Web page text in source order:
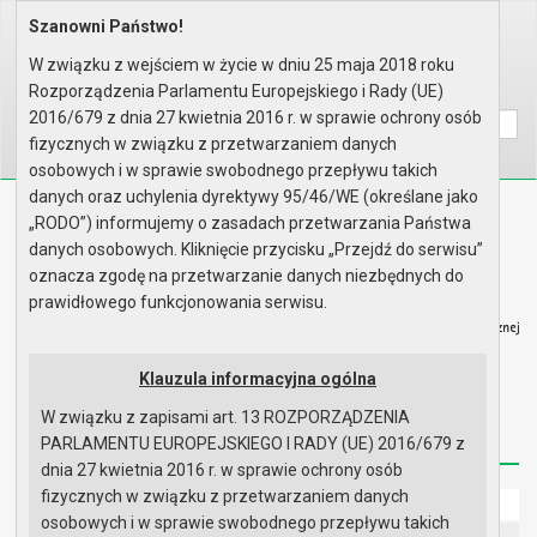
Home Informacje
Wyszukaj na stronie:
A AA
Biuletyn Informacji Publicznej
Urząd Miasta i Gminy w Gryfinie
Redakcja Instrukcja korzystania Dostępność
Strona główna
Szanowni Państwo!
W związku z wejściem w życie w dniu 25 maja 2018 roku
Rozporządzenia Parlamentu Europejskiego i Rady (UE)
2016/679 z dnia 27 kwietnia 2016 r. w sprawie ochrony osób
fizycznych w związku z przetwarzaniem danych
osobowych i w sprawie swobodnego przepływu takich
danych oraz uchylenia dyrektywy 95/46/WE (określane jako
„RODO”) informujemy o zasadach przetwarzania Państwa
danych osobowych. Kliknięcie przycisku „Przejdź do serwisu”
oznacza zgodę na przetwarzanie danych niezbędnych do
prawidłowego funkcjonowania serwisu.
Klauzula informacyjna ogólna
W związku z zapisami art. 13 ROZPORZĄDZENIA
PARLAMENTU EUROPEJSKIEGO I RADY (UE) 2016/679 z
dnia 27 kwietnia 2016 r. w sprawie ochrony osób
fizycznych w związku z przetwarzaniem danych
osobowych i w sprawie swobodnego przepływu takich